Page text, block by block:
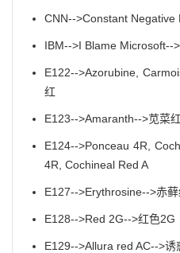
CNN-->Constant Negative
IBM-->I Blame Microsoft--
E122-->Azorubine,
红
E123-->Amaranth-->苋菜红
E124-->Ponceau 4R,
4R, Cochineal Red A
E127-->Erythrosine-->赤藓
E128-->Red 2G-->红色2G
E129-->Allura red AC-->诱